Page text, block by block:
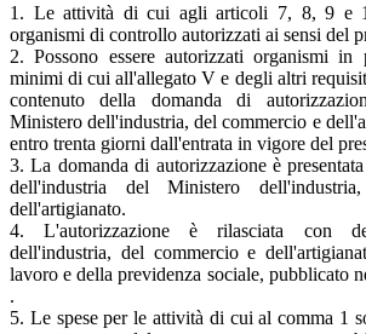
1. Le attività di cui agli articoli 7, 8, 9 e
organismi di controllo autorizzati ai sensi del
2. Possono essere autorizzati organismi in
minimi di cui all'allegato V e degli altri
contenuto della domanda di
Ministero dell'industria, del commercio e
entro trenta giorni dall'entrata in vigore del
3. La domanda di autorizzazione è
dell'industria del Ministero
dell'artigianato.
4. L'autorizzazione è rilasciata con
dell'industria, del commercio e
lavoro e della previdenza sociale, pubblicato
.
5. Le spese per le attività di cui al comma 1